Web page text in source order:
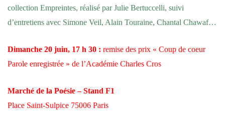
collection Empreintes, réalisé par Julie Bertuccelli, suivi
d’entretiens avec Simone Veil, Alain Touraine, Chantal Chawaf…
Dimanche 20 juin, 17 h 30 : remise des prix « Coup de coeur
Parole enregistrée » de l’Académie Charles Cros
Marché de la Poésie – Stand F1
Place Saint-Sulpice 75006 Paris